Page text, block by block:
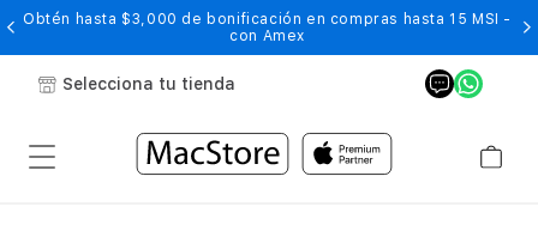
Obtén hasta $3,000 de bonificación en compras hasta 15 MSI -
con Amex
Selecciona tu tienda